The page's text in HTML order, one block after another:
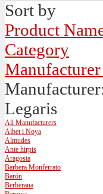
Sort by
Product
Category
Manufacturer
Legaris
All Manufacturers
Albet i Noya
Almudes
Ante hirpis
Aragosta
Barbera Monferrato
Barón
Berberana